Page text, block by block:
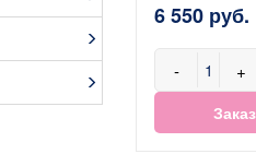
6 550 руб.
- +